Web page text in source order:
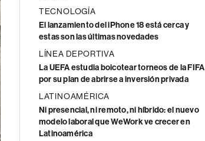
TECNOLOGÍA
El lanzamiento del iPhone 18 está cerca y
estas son las últimas novedades
LÍNEA DEPORTIVA
La UEFA estudia boicotear torneos de la FIFA
por su plan de abrirse a inversión privada
LATINOAMÉRICA
Ni presencial, ni remoto, ni híbrido: el nuevo
modelo laboral que WeWork ve crecer en
Latinoamérica